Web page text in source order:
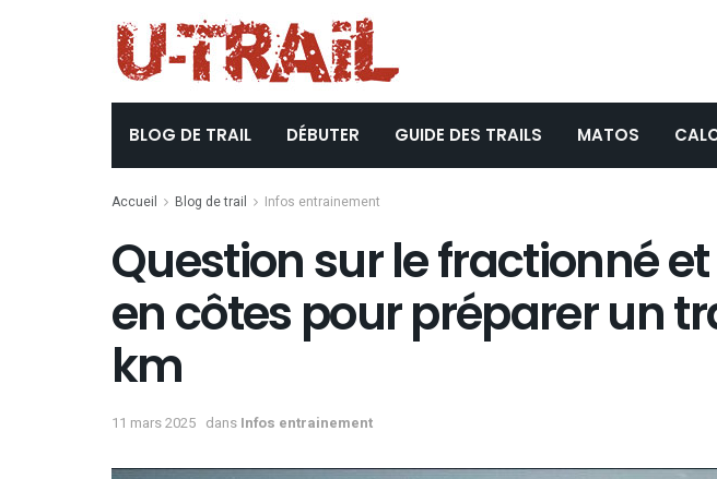
BLOG DE TRAIL DÉBUTER GUIDE DES TRAILS MATOS
Accueil Blog de trail Infos entrainement
Question sur le fractionné
en côtes pour préparer un
km
11 mars 2025 dans Infos entrainement